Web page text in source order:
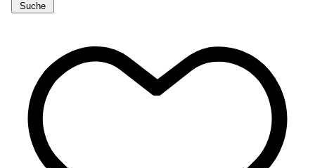
Suche